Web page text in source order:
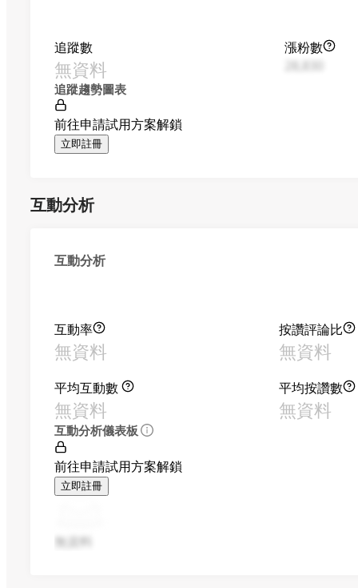
追蹤數
無資料
漲粉數
追蹤趨勢圖表
前往申請試用方案解鎖
立即註冊
互動分析
互動分析
互動率
無資料
按讚評論比
無資料
平均互動數
無資料
平均按讚數
無資料
互動分析儀表板
前往申請試用方案解鎖
立即註冊
無資料